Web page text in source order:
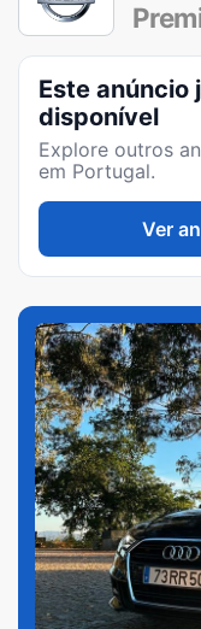
Este anúncio
disponível
Explore outros
em Portugal.
Ver